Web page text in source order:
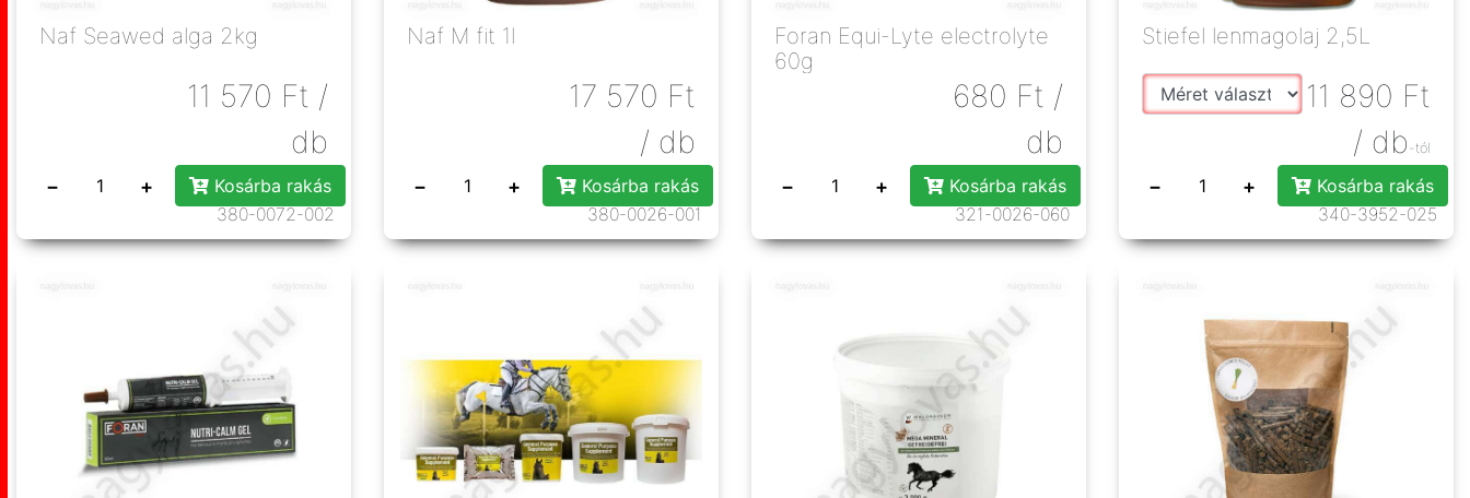
Naf Seawed alga 2kg
11 570 Ft /
db
− +
Kosárba rakás
380-0072-002
Naf M fit 1l
17 570 Ft
/ db
− +
Kosárba rakás
380-0026-001
Foran Equi-Lyte electrolyte
60g
680 Ft /
db
− +
Kosárba rakás
321-0026-060
Stiefel lenmagolaj 2,5L
11 890 Ft
/ db -tól
− +
Kosárba rakás
340-3952-025